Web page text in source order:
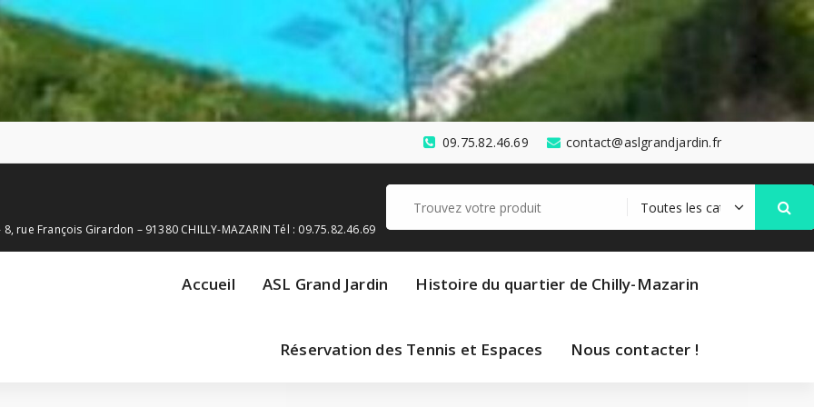
contact@aslgrandjardin.fr
09.75.82.46.69
François Girardon – 91380 CHILLY-MAZARIN Tél : 09.75.82.46.69
Recherche
pour :
Accueil ASL Grand Jardin Histoire du quartier de Chilly-Mazarin
Réservation des Tennis et Espaces Nous contacter !